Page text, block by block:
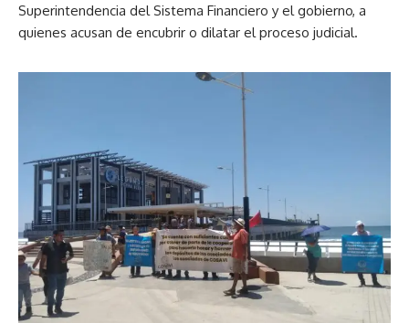
Superintendencia del Sistema Financiero y el gobierno, a
quienes acusan de encubrir o dilatar el proceso judicial.